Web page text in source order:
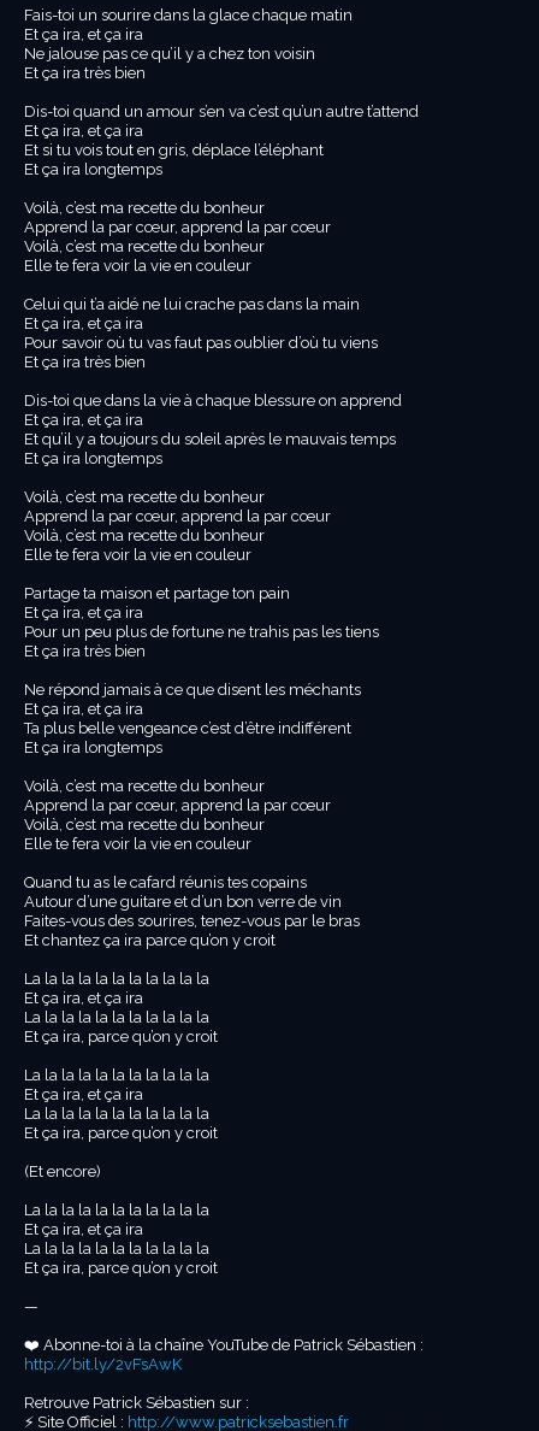
Fais-toi un sourire dans la glace chaque matin
Et ça ira, et ça ira
Ne jalouse pas ce qu’il y a chez ton voisin
Et ça ira très bien
Dis-toi quand un amour s’en va c’est qu’un autre t’attend
Et ça ira, et ça ira
Et si tu vois tout en gris, déplace l’éléphant
Et ça ira longtemps
Voilà, c’est ma recette du bonheur
Apprend la par cœur, apprend la par cœur
Voilà, c’est ma recette du bonheur
Elle te fera voir la vie en couleur
Celui qui t’a aidé ne lui crache pas dans la main
Et ça ira, et ça ira
Pour savoir où tu vas faut pas oublier d’où tu viens
Et ça ira très bien
Dis-toi que dans la vie à chaque blessure on apprend
Et ça ira, et ça ira
Et qu’il y a toujours du soleil après le mauvais temps
Et ça ira longtemps
Voilà, c’est ma recette du bonheur
Apprend la par cœur, apprend la par cœur
Voilà, c’est ma recette du bonheur
Elle te fera voir la vie en couleur
Partage ta maison et partage ton pain
Et ça ira, et ça ira
Pour un peu plus de fortune ne trahis pas les tiens
Et ça ira très bien
Ne répond jamais à ce que disent les méchants
Et ça ira, et ça ira
Ta plus belle vengeance c’est d’être indifférent
Et ça ira longtemps
Voilà, c’est ma recette du bonheur
Apprend la par cœur, apprend la par cœur
Voilà, c’est ma recette du bonheur
Elle te fera voir la vie en couleur
Quand tu as le cafard réunis tes copains
Autour d’une guitare et d’un bon verre de vin
Faites-vous des sourires, tenez-vous par le bras
Et chantez ça ira parce qu’on y croit
La la la la la la la la la la la
Et ça ira, et ça ira
La la la la la la la la la la la
Et ça ira, parce qu’on y croit
La la la la la la la la la la la
Et ça ira, et ça ira
La la la la la la la la la la la
Et ça ira, parce qu’on y croit
(Et encore)
La la la la la la la la la la la
Et ça ira, et ça ira
La la la la la la la la la la la
Et ça ira, parce qu’on y croit
—
❤️ Abonne-toi à la chaîne YouTube de Patrick Sébastien :
http://bit.ly/2vFsAwK
Retrouve Patrick Sébastien sur :
⚡️ Site Officiel : http://www.patricksebastien.fr